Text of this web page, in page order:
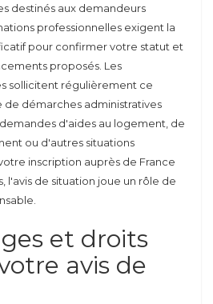
destinés aux demandeurs
professionnelles exigent la
pour confirmer votre statut et
proposés. Les
sollicitent régulièrement ce
démarches administratives
d'aides au logement, de
ou d'autres situations
inscription auprès de France
l'avis de situation joue un rôle de
et droits
avis de